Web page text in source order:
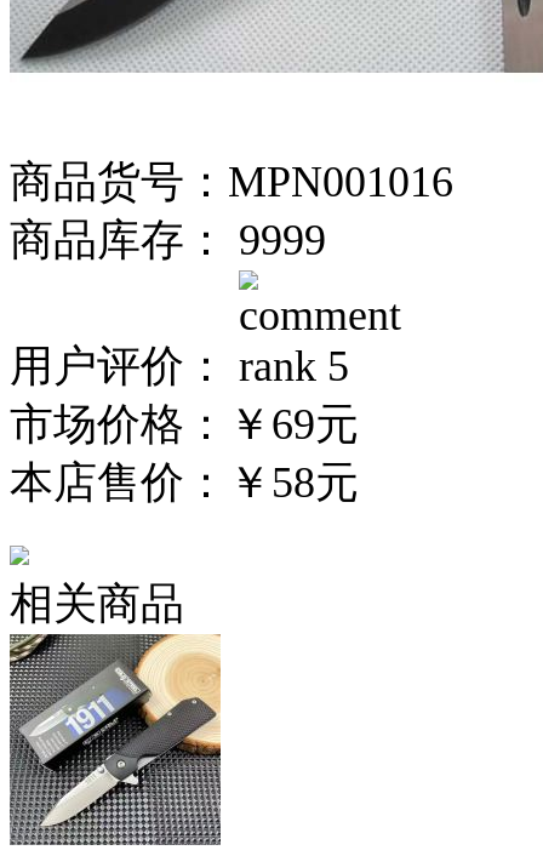
商品货号：MPN001016
商品库存： 9999
用户评价：
市场价格： ￥69元
本店售价： ￥58元
相关商品